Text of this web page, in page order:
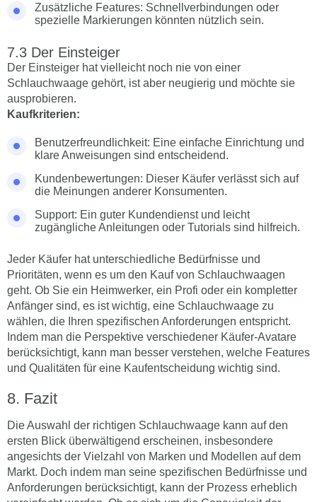
Zusätzliche Features: Schnellverbindungen oder
spezielle Markierungen könnten nützlich sein.
Der Einsteiger
Der Einsteiger hat vielleicht noch nie von einer
Schlauchwaage gehört, ist aber neugierig und möchte sie
ausprobieren.
Kaufkriterien:
Benutzerfreundlichkeit: Eine einfache Einrichtung und
klare Anweisungen sind entscheidend.
Kundenbewertungen: Dieser Käufer verlässt sich auf
die Meinungen anderer Konsumenten.
Support: Ein guter Kundendienst und leicht
zugängliche Anleitungen oder Tutorials sind hilfreich.
Jeder Käufer hat unterschiedliche Bedürfnisse und
Prioritäten, wenn es um den Kauf von Schlauchwaagen
geht. Ob Sie ein Heimwerker, ein Profi oder ein kompletter
Anfänger sind, es ist wichtig, eine Schlauchwaage zu
wählen, die Ihren spezifischen Anforderungen entspricht.
Indem man die Perspektive verschiedener Käufer-Avatare
berücksichtigt, kann man besser verstehen, welche Features
und Qualitäten für eine Kaufentscheidung wichtig sind.
Fazit
Die Auswahl der richtigen Schlauchwaage kann auf den
ersten Blick überwältigend erscheinen, insbesondere
angesichts der Vielzahl von Marken und Modellen auf dem
Markt. Doch indem man seine spezifischen Bedürfnisse und
Anforderungen berücksichtigt, kann der Prozess erheblich